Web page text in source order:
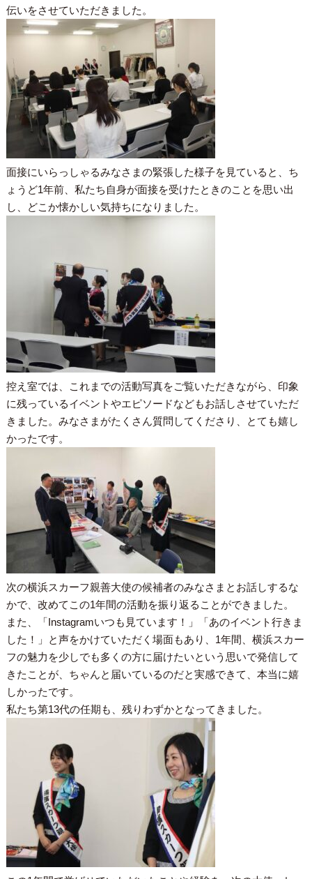
伝いをさせていただきました。
面接にいらっしゃるみなさまの緊張した様子を見ていると、ち
ょうど1年前、私たち自身が面接を受けたときのことを思い出
し、どこか懐かしい気持ちになりました。
控え室では、これまでの活動写真をご覧いただきながら、印象
に残っているイベントやエピソードなどもお話しさせていただ
きました。みなさまがたくさん質問してくださり、とても嬉し
かったです。
次の横浜スカーフ親善大使の候補者のみなさまとお話しするな
かで、改めてこの1年間の活動を振り返ることができました。
また、「Instagramいつも見ています！」「あのイベント行きま
した！」と声をかけていただく場面もあり、1年間、横浜スカー
フの魅力を少しでも多くの方に届けたいという思いで発信して
きたことが、ちゃんと届いているのだと実感できて、本当に嬉
しかったです。
私たち第13代の任期も、残りわずかとなってきました。